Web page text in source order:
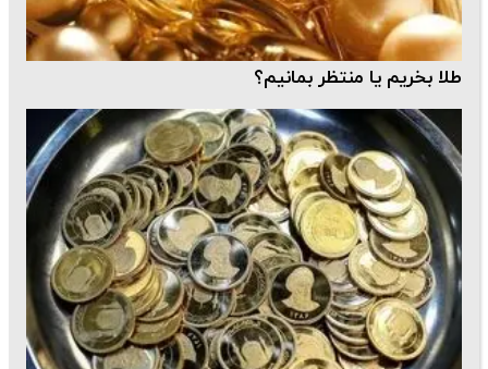
طلا بخریم یا منتظر بمانیم؟